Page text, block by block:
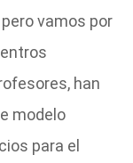
vamos por
han
modelo
para el